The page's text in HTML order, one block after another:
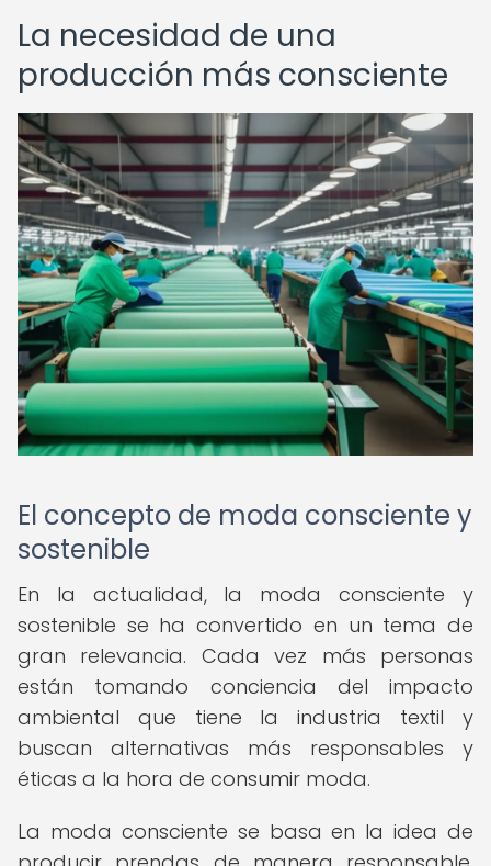
La necesidad de una
producción más consciente
El concepto de moda consciente y
sostenible
En la actualidad, la moda consciente y
sostenible se ha convertido en un tema de
gran relevancia. Cada vez más personas
están tomando conciencia del impacto
ambiental que tiene la industria textil y
buscan alternativas más responsables y
éticas a la hora de consumir moda.
La moda consciente se basa en la idea de